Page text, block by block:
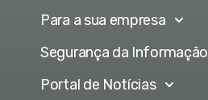
Para a sua empresa
Segurança da Informação
Portal de Notícias